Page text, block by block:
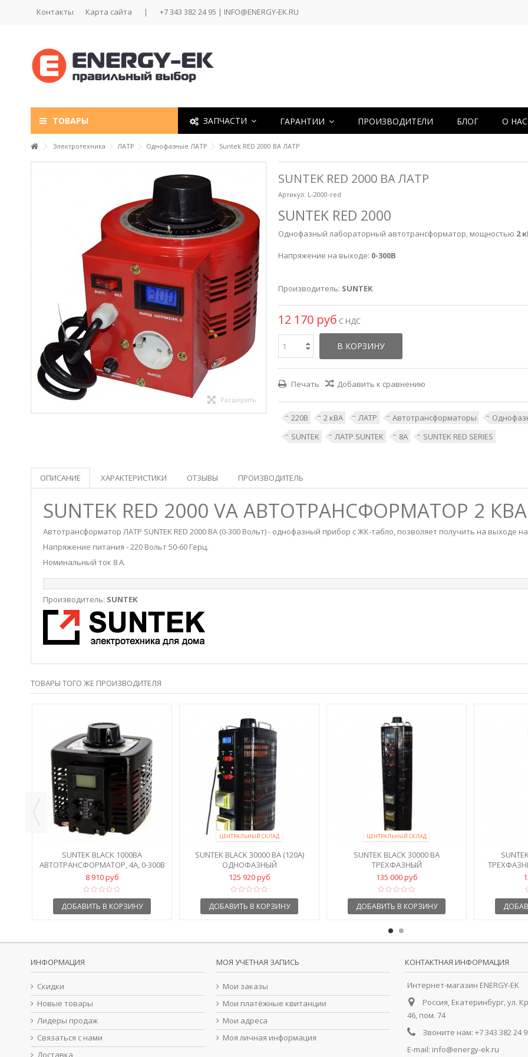
Контакты Карта сайта | +7 343 382 24 95 | INFO@ENERGY-EK.RU
ТОВАРЫ ЗАПЧАСТИ ГАРАНТИИ ПРОИЗВОДИТЕЛИ БЛОГ О НАС
Электротехника ЛАТР Однофазные ЛАТР Suntek RED 2000 ВА ЛАТР
Расширить
SUNTEK RED 2000 ВА ЛАТР
Артикул: L-2000-red
SUNTEK RED 2000
Однофазный лабораторный автотрансформатор, мощностью 2
Напряжение на выходе: 0-300В
Производитель: SUNTEK
12 170 руб С НДС
В КОРЗИНУ
Печать Добавить к сравнению
220В 2 кВА ЛАТР Автотрансформаторы
SUNTEK
ЛАТР SUNTEK 8А SUNTEK RED SERIES
ОПИСАНИЕ ХАРАКТЕРИСТИКИ ОТЗЫВЫ ПРОИЗВОДИТЕЛЬ
SUNTEK RED 2000 VA АВТОТРАНСФОРМАТОР 2 КВА
Автотрансформатор ЛАТР SUNTEK RED 2000 ВА (0-300 Вольт) - однофазный прибор с ЖК-табло, позволяет получить на выходе
Напряжение питания - 220 Вольт 50-60 Герц.
Номинальный ток 8 А.
Производитель: SUNTEK
ТОВАРЫ ТОГО ЖЕ ПРОИЗВОДИТЕЛЯ
SUNTEK BLACK 1000ВА
АВТОТРАНСФОРМАТОР, 4А, 0-300В
8 910 руб
ДОБАВИТЬ В КОРЗИНУ
ЦЕНТРАЛЬНЫЙ СКЛАД
SUNTEK BLACK 30000 ВА (120А)
ОДНОФАЗНЫЙ
АВТОТРАНСФОРМАТОР...
125 920 руб
ДОБАВИТЬ В КОРЗИНУ
ЦЕНТРАЛЬНЫЙ СКЛАД
SUNTEK BLACK 30000 ВА
ТРЕХФАЗНЫЙ
АВТОТРАНСФОРМАТОР 40А,...
135 000 руб
ДОБАВИТЬ В КОРЗИНУ
ИНФОРМАЦИЯ
Скидки
Новые товары
Лидеры продаж
Связаться с нами
Доставка
МОЯ УЧЕТНАЯ ЗАПИСЬ
Мои заказы
Мои платёжные квитанции
Мои адреса
Моя личная информация
КОНТАКТНАЯ ИНФОРМАЦИЯ
Интернет-магазин ENERGY-EK
Россия, Екатеринбург, ул.
46, пом. 74
Звоните нам: +7 343 382 24
E-mail: info@energy-ek.ru